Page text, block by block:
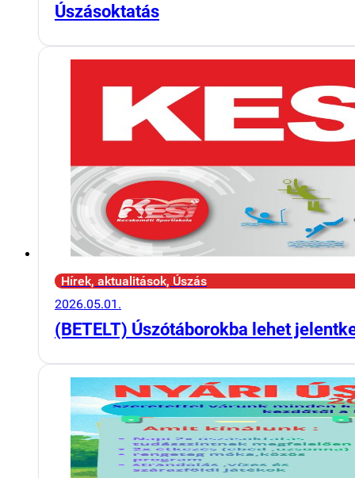
Úszásoktatás
Hírek, aktualitások, Úszás
2026.05.01.
(BETELT) Úszótáborokba lehet